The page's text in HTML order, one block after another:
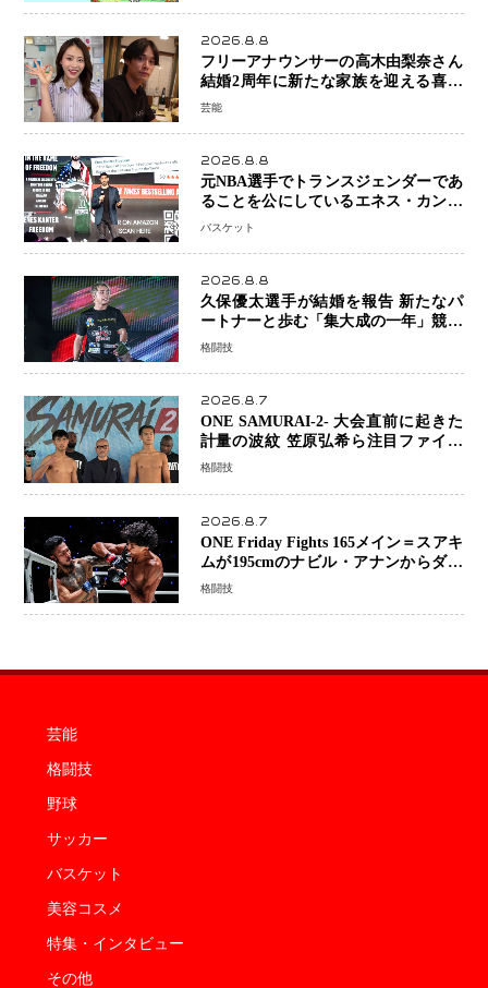
2026.8.8
フリーアナウンサーの高木由梨奈さん
結婚2周年に新たな家族を迎える喜び
を報告 夫・岸田タツヤさんと連名
芸能
2026.8.8
元NBA選手でトランスジェンダーであ
ることを公にしているエネス・カンタ
ーがWNBAドラフト参戦を表明「参加
の背景に女子スポーツを巡る議論
バスケット
2026.8.8
久保優太選手が結婚を報告 新たなパ
ートナーと歩む「集大成の一年」競技
生活を支える存在に感謝
格闘技
2026.8.7
ONE SAMURAI-2- 大会直前に起きた
計量の波紋 笠原弘希ら注目ファイタ
ーは契約体重で決戦へ、山本歩夢と平
格闘技
2026.8.7
ONE Friday Fights 165メイン＝スアキ
ムが195cmのナビル・アナンからダウ
ン奪取！猛反撃を耐え抜き判定勝利、
格闘技
芸能
格闘技
野球
サッカー
バスケット
美容コスメ
特集・インタビュー
その他